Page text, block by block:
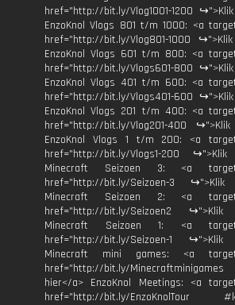
href="http://bit.ly/Vlog1001-1200
EnzoKnol Vlogs 801 t/m 1000: <a
href="http://bit.ly/Vlog801-1000
EnzoKnol Vlogs 601 t/m 800: <a
href="http://bit.ly/Vlogs601-800
EnzoKnol Vlogs 401 t/m 600: <a
href="http://bit.ly/Vlogs401-600
EnzoKnol Vlogs 201 t/m 400: <a
href="http://bit.ly/Vlog201-400
EnzoKnol Vlogs 1 t/m 200: <a
href="http://bit.ly/Vlogs1-200
Minecraft Seizoen 3: <a
href="http://bit.ly/Seizoen-3 ↪">Klik
Minecraft Seizoen 2: <a
href="http://bit.ly/Seizoen2 ↪">Klik
Minecraft Seizoen 1: <a
href="http://bit.ly/Seizoen-1 ↪">Klik
Minecraft mini games: <a
href="http://bit.ly/
hier</a> EnzoKnol Meetings: <a
href="http://bit.ly/EnzoKnolTour